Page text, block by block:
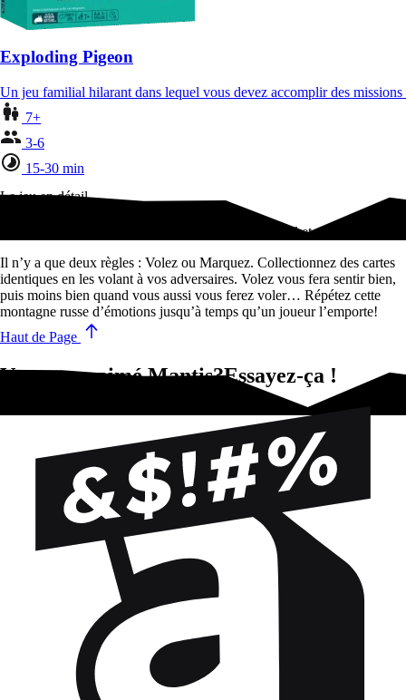
Exploding Pigeon
Un jeu familial hilarant dans lequel vous devez accomplir des
7+
3-6
15-30 min
Le jeu en détail
Un jeu de cartes coloré et acharné mêlant arc-en-ciel et vengeance !
Il n’y a que deux règles : Volez ou Marquez. Collectionnez des cartes
identiques en les volant à vos adversaires. Volez vous fera sentir bien,
puis moins bien quand vous aussi vous ferez voler… Répétez cette
montagne russe d’émotions jusqu’à temps qu’un joueur l’emporte!
Haut de Page
Vous avez aimé Mantis?Essayez-ça !